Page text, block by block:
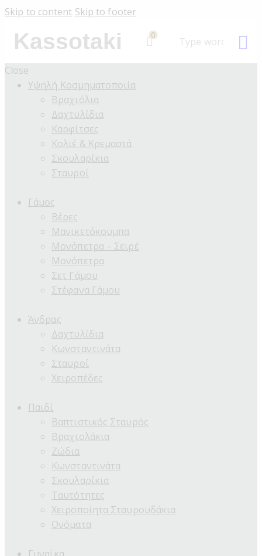
Skip to content Skip to footer
Kassotaki 0
Close
Υψηλή Κοσμηματοποιία
Βραχιόλια
Δαχτυλίδια
Καρφίτσες
Κολιέ & Κρεμαστά
Σκουλαρίκια
Σταυροί
Γάμος
Βέρες
Μανικετόκουμπα
Μονόπετρα – Σειρέ
Μονόπετρα
Σετ Γάμου
Στέφανα Γάμου
Άνδρας
Δαχτυλίδια
Κωνσταντινάτα
Σταυροί
Χειροπέδες
Παιδί
Βαπτιστικός Σταυρός
Βραχιολάκια
Ζώδια
Κωνσταντινάτα
Σκουλαρίκια
Ταυτότητες
Χειροποίητα Σταυρουδάκια
Ονόματα